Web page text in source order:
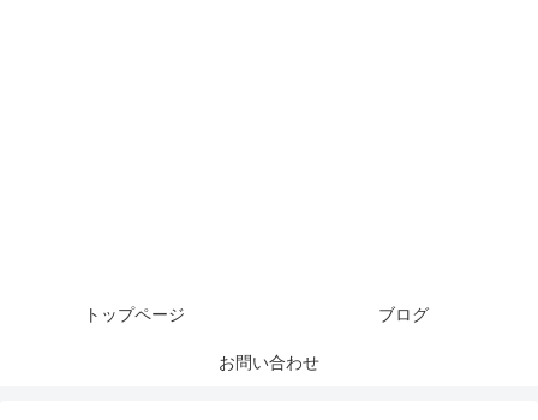
トップページ ブログ
お問い合わせ